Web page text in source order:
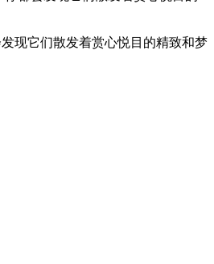
现它们散发着赏心悦目的精致和梦